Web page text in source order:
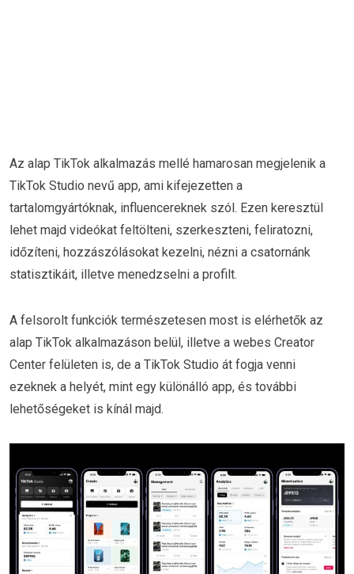
Az alap TikTok alkalmazás mellé hamarosan megjelenik a
TikTok Studio nevű app, ami kifejezetten a
tartalomgyártóknak, influencereknek szól. Ezen keresztül
lehet majd videókat feltölteni, szerkeszteni, feliratozni,
időzíteni, hozzászólásokat kezelni, nézni a csatornánk
statisztikáit, illetve menedzselni a profilt.
A felsorolt funkciók természetesen most is elérhetők az
alap TikTok alkalmazáson belül, illetve a webes Creator
Center felületen is, de a TikTok Studio át fogja venni
ezeknek a helyét, mint egy különálló app, és további
lehetőségeket is kínál majd.